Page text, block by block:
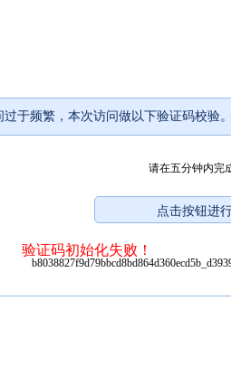
过于频繁，本次访问做以下验证码校验。
请在五分钟内完
验证码初始化失败！